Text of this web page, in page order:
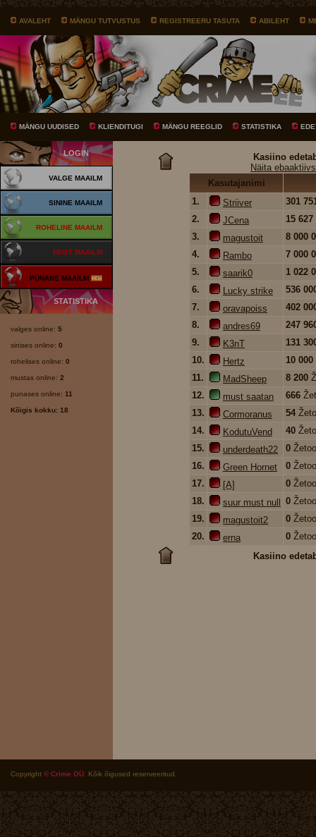
AVALEHT MÄNGU TUTVUSTUS REGISTREERU TASUTA ABILEHT
MÄNGU UUDISED KLIENDITUGI MÄNGU REEGLID STATISTIKA
LOGIN
VALGE MAAILM
SININE MAAILM
ROHELINE MAAILM
MUST MAAILM
PUNANE MAAILM
STATISTIKA
valges online: 5
sinises online: 0
rohelises online: 0
mustas online: 2
punases online: 11
Kõigis kokku: 18
Kasiino
Näita
Kasutajanimi
1.
Striiver
301
2.
JCena
15
3.
magustoit
8 000
4.
Rambo
7 000
5.
saarik0
1 022
6.
Lucky strike
536
7.
oravapoiss
402
8.
andres69
247
9.
K3nT
131
10.
Hertz
10 000
11.
MadSheep 8 200
12.
must saatan 666
13.
Cormoranus 54
14.
KodutuVend 40
15.
underdeath22 0
16.
Green Hornet 0
17.
[A] 0
18.
suur must null 0
19.
magustoit2 0
20.
erna 0
Kasiino
Copyright © Crime OÜ . Kõik õigused reserveeritud.